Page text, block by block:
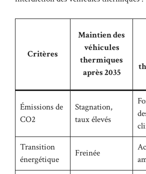
Critères
Maintien des
véhicules
thermiques
après 2035
Émissions de
CO2
Stagnation,
taux élevés
Transition
énergétique
Freinée